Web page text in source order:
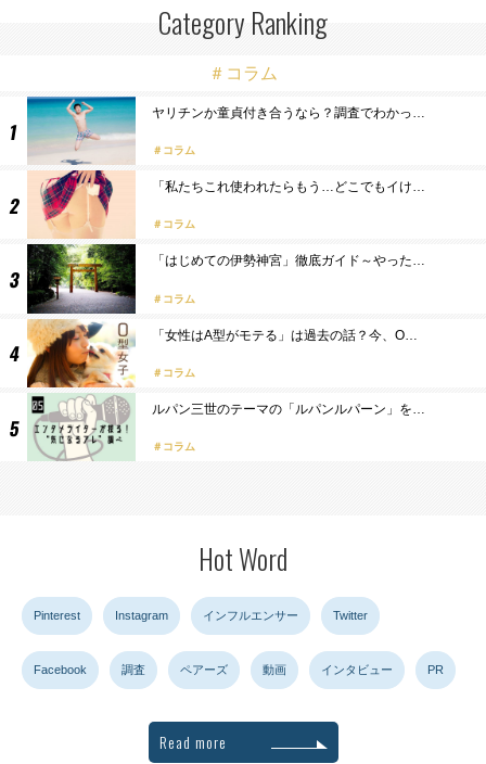
Category Ranking
＃コラム
ヤリチンか童貞付き合うなら？調査でわかっ…
コラム
「私たちこれ使われたらもう…どこでもイけ…
コラム
「はじめての伊勢神宮」徹底ガイド～やった…
コラム
「女性はA型がモテる」は過去の話？今、O…
コラム
ルパン三世のテーマの「ルパンルパーン」を…
コラム
Hot Word
Pinterest Instagram インフルエンサー Twitter
Facebook 調査 ペアーズ 動画 インタビュー PR
Read more